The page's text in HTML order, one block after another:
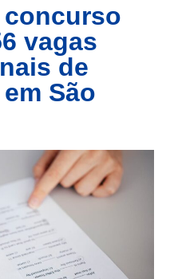
concurso
vagas
de
São